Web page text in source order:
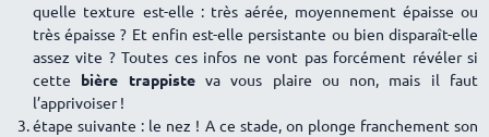
quelle texture est-elle : très aérée, moyennement épaisse ou
très épaisse ? Et enfin est-elle persistante ou bien disparaît-elle
assez vite ? Toutes ces infos ne vont pas forcément révéler si
cette bière trappisteva vous plaire ou non, mais il faut
l’apprivoiser !
étape suivante : le nez ! A ce stade, on plonge franchement son